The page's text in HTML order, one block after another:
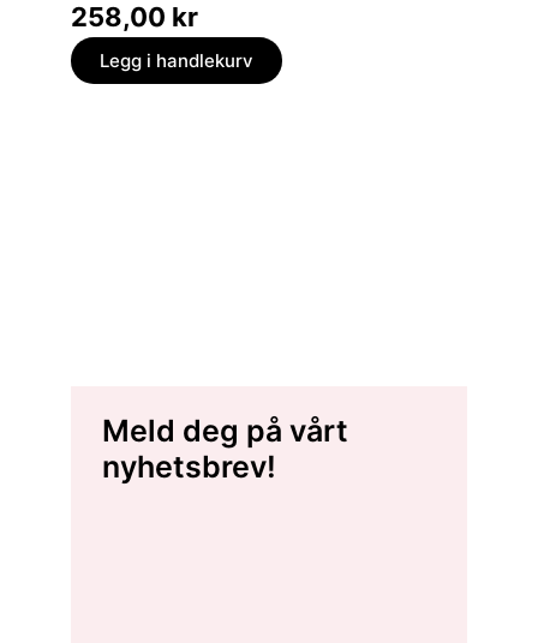
258,00 kr
Legg i handlekurv
Meld deg på vårt
nyhetsbrev!